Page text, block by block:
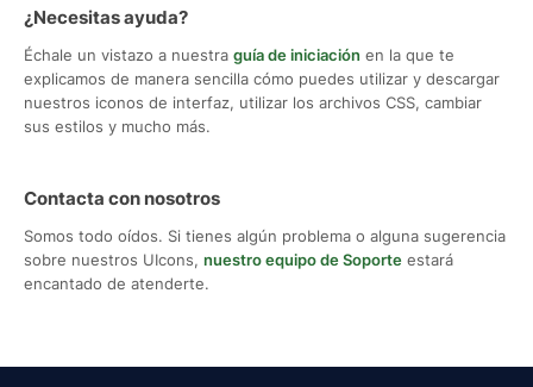
¿Necesitas ayuda?
Échale un vistazo a nuestra guía de iniciación en la que te
explicamos de manera sencilla cómo puedes utilizar y descargar
nuestros iconos de interfaz, utilizar los archivos CSS, cambiar
sus estilos y mucho más.
Contacta con nosotros
Somos todo oídos. Si tienes algún problema o alguna sugerencia
sobre nuestros UIcons, nuestro equipo de Soporte estará
encantado de atenderte.